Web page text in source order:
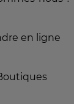
en ligne